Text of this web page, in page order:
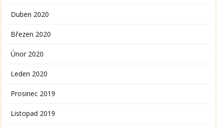
Duben 2020
Březen 2020
Únor 2020
Leden 2020
Prosinec 2019
Listopad 2019